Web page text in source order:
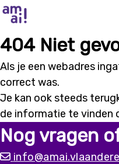
404 Niet
Als je een webadres
correct was.
Je kan ook steeds
de informatie te vinden
Nog vragen